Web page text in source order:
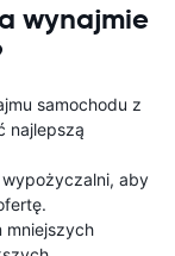
wynajmie
samochodu z
najlepszą
aby
mniejszych